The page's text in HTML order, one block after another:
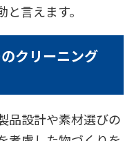
言えます。
クリーニング
品設計や素材選びの